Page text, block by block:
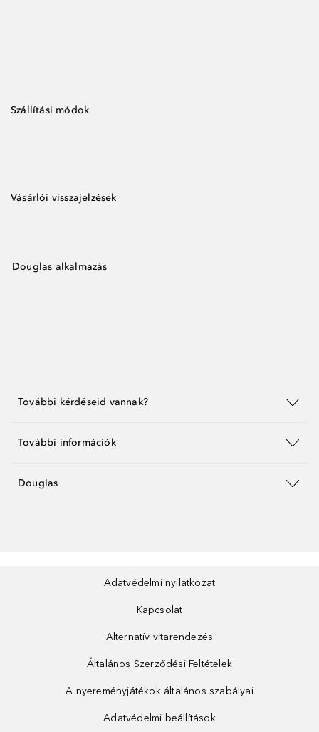
Szállítási módok
Vásárlói visszajelzések
Douglas alkalmazás
További kérdéseid vannak?
További információk
Douglas
Adatvédelmi nyilatkozat
Kapcsolat
Alternatív vitarendezés
Általános Szerződési Feltételek
A nyereményjátékok általános szabályai
Adatvédelmi beállítások